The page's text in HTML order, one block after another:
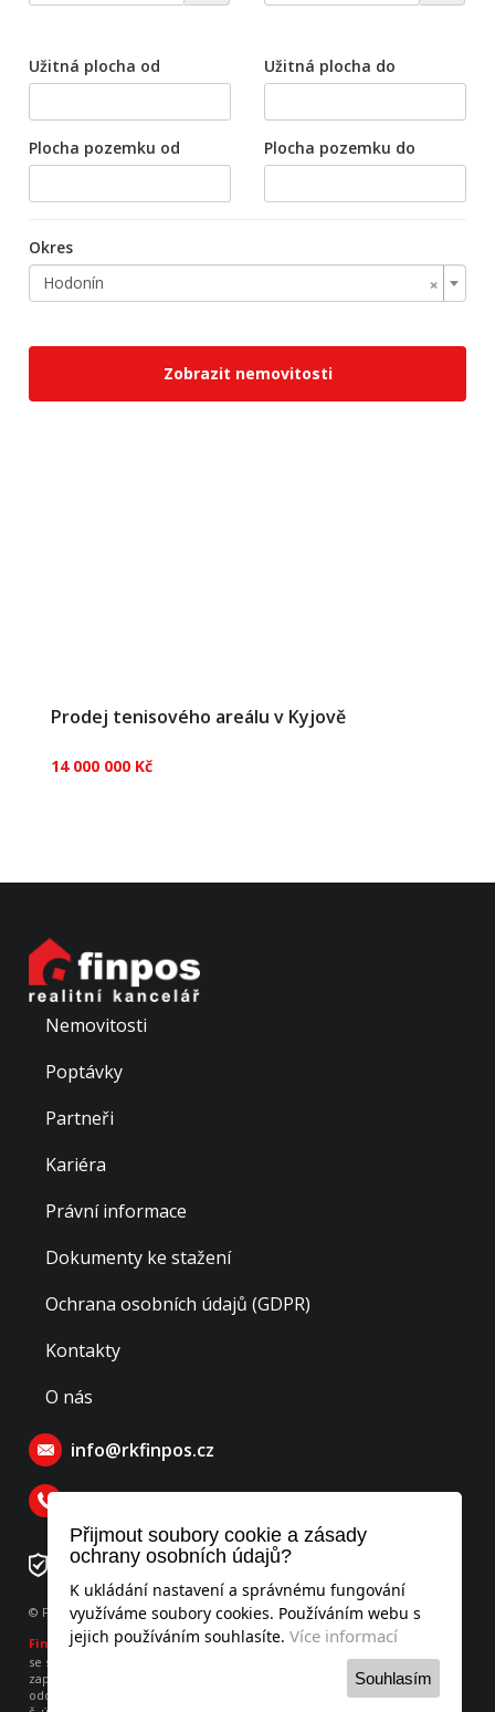
Přijmout soubory cookie a zásady
ochrany osobních údajů?
K ukládání nastavení a správnému fungování
využíváme soubory cookies. Používáním webu s
jejich používáním souhlasíte. Více informací
Souhlasím
Užitná plocha od Užitná plocha do
Plocha pozemku od Plocha pozemku do
Okres
×
Hodonín
Zobrazit nemovitosti
Prodej tenisového areálu v Kyjově
14 000 000 Kč
každý rok prováděna údržba. K závlaze te...
Nemovitosti
Poptávky
Partneři
Kariéra
Právní informace
Dokumenty ke stažení
Ochrana osobních údajů (GDPR)
Kontakty
O nás
info@rkfinpos.cz
Číslo rezervačního účtu: 276478195/0300
© Finpos realitní kancelář s.r.o., všechna práva vyhrazena
Finposrealitní kancelář s.r.o.
se sídlem Hodějovského 541, Benešov 256 01, IČO: 052 53 951
zapsaná v obchodním rejstříku vedeného u Městského soudu v Praze,
oddíl C, vložka 260736